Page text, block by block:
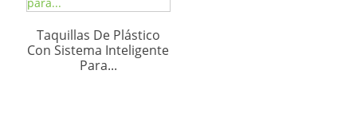
Taquillas De Plástico
Con Sistema Inteligente
Para...